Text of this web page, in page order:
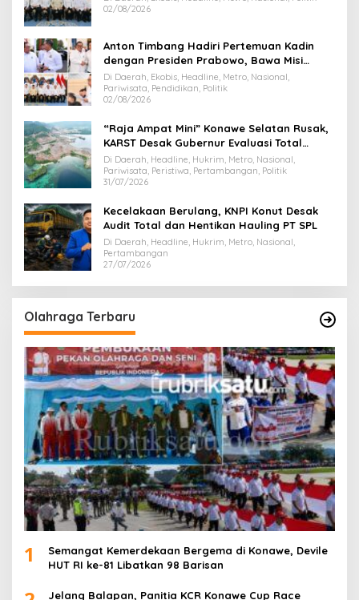
02/08/2026
Anton Timbang Hadiri Pertemuan Kadin
dengan Presiden Prabowo, Bawa Misi
Majukan Ekonomi Sultra
Di Daerah, Ekobis, Headline, Metro, Nasional,
Pariwisata, Pendidikan, Politik
02/08/2026
“Raja Ampat Mini” Konawe Selatan Rusak,
KARST Desak Gubernur Evaluasi Total
Dispar Sultra
Di Daerah, Headline, Hukrim, Metro, Nasional,
Pariwisata, Peristiwa, Pertambangan, Politik
31/07/2026
Kecelakaan Berulang, KNPI Konut Desak
Audit Total dan Hentikan Hauling PT SPL
Di Daerah, Headline, Hukrim, Metro, Nasional,
Pertambangan
27/07/2026
Olahraga Terbaru
1
Semangat Kemerdekaan Bergema di Konawe, Devile
HUT RI ke-81 Libatkan 98 Barisan
Jelang Balapan, Panitia KCR Konawe Cup Race